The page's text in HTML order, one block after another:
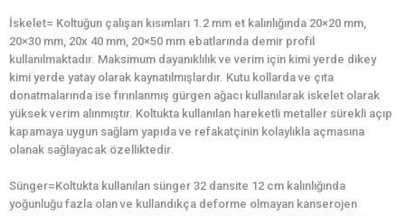
İskelet= Koltuğun çalışan kısımları 1.2 mm et kalınlığında 20×20 mm,
20×30 mm, 20x 40 mm, 20×50 mm ebatlarında demir profil
kullanılmaktadır. Maksimum dayanıklılık ve verim için kimi yerde dikey
kimi yerde yatay olarak kaynatılmışlardır. Kutu kollarda ve çıta
donatmalarında ise fırınlanmış gürgen ağacı kullanılarak iskelet olarak
yüksek verim alınmıştır. Koltukta kullanılan hareketli metaller sürekli açıp
kapamaya uygun sağlam yapıda ve refakatçinin kolaylıkla açmasına
olanak sağlayacak özelliktedir.
Sünger=Koltukta kullanılan sünger 32 dansite 12 cm kalınlığında
yoğunluğu fazla olan ve kullandıkça deforme olmayan kanserojen